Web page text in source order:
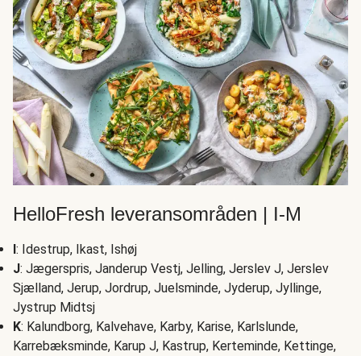
HelloFresh leveransområden | I-M
I: Idestrup, Ikast, Ishøj
J: Jægerspris, Janderup Vestj, Jelling, Jerslev J, Jerslev
Sjælland, Jerup, Jordrup, Juelsminde, Jyderup, Jyllinge,
Jystrup Midtsj
K: Kalundborg, Kalvehave, Karby, Karise, Karlslunde,
Karrebæksminde, Karup J, Kastrup, Kerteminde, Kettinge,